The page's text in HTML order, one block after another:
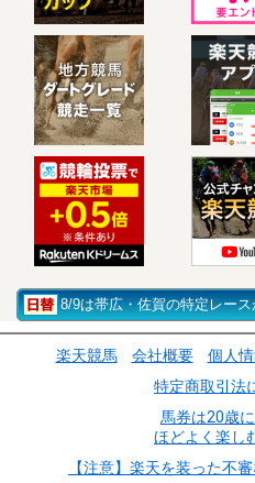
8/9は帯広・佐賀の特定レー
楽天競馬 会社概要 個人
特定商取引法
馬券は20歳
ほどよく楽し
【注意】楽天を装った不